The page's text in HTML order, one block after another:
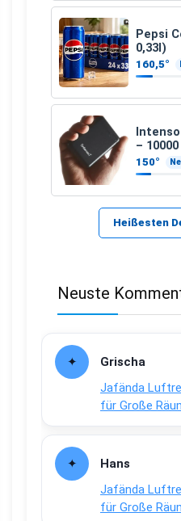
Pepsi
0,33l)
160,5°
Intenso
–
150°
Heißesten
Neuste
Grischa
Jafända
für Große
Hans
Jafända
für Große